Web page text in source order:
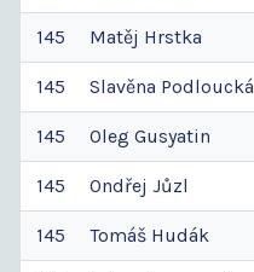
145 Matěj Hrstka
145 Slavěna Podloucká
145 Oleg Gusyatin
145 Ondřej Jůzl
145 Tomáš Hudák